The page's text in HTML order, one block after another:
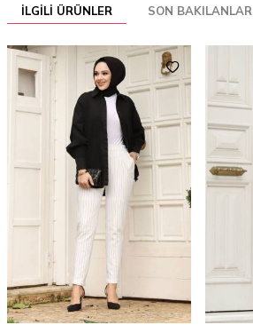
Ağırlık (Kg) 1
İLGILI ÜRÜNLER SON BAKILANLAR